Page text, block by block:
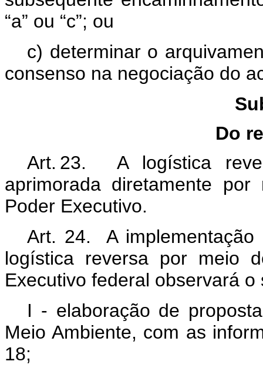
“a” ou “c”; ou
c) determinar o
consenso na negociação do
Do
Art. 23. A logística
aprimorada diretamente
Poder Executivo.
Art. 24. A implementação
logística reversa por meio
Executivo federal observará
I - elaboração de
Meio Ambiente, com as
18;